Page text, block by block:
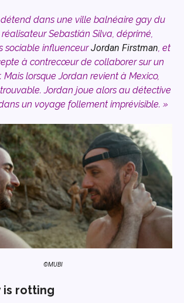
détend dans une ville balnéaire gay du
Sebastián Silva, déprimé,
sociable influenceurJordan Firstman, et
à contrecœur de collaborer sur un
Mais lorsque Jordan revient à Mexico,
Jordan joue alors au détective
un voyage follement imprévisible. »
©MUBI
is rotting